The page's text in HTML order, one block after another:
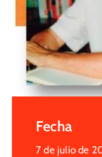
Fecha
7 de julio de